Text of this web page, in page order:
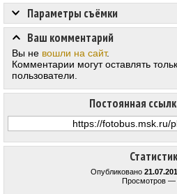
Опубликовано
Просмотров —
Постоянная
Параметры съёмки
Ваш комментарий
Вы не вошли на сайт.
Комментарии могут оставлять
пользователи.